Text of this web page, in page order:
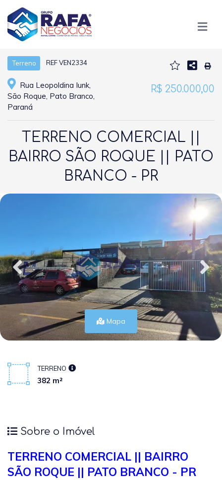
Terreno REF VEN2334
Rua Leopoldina Iunk,
São Roque, Pato Branco,
Paraná
R$ 250.000,00
TERRENO COMERCIAL ||
BAIRRO SÃO ROQUE || PATO
BRANCO - PR
Mapa
TERRENO
382 m²
Sobre o Imóvel
TERRENO COMERCIAL || BAIRRO
SÃO ROQUE || PATO BRANCO - PR